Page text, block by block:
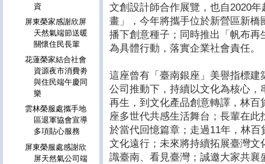
文創設計師合作展覽，也自2020
畫」，今年將攜手位於新營區新
播下創意種子；同時推出「帆布
為具體行動，落實企業社會責任。
這座曾有「臺南銀座」美譽指標
公司推動下，持續以文化為核心
再生，到文化產品創意轉譯，林
座多世代共感生活舞台；長輩在
於當代回憶篇章；走過11年，林
文化遠行；未來將持續拓展臺灣
識臺南、看見臺灣；誠邀大家共
資
屏東榮家感謝欣屏
天然氣端節送暖
關懷住民長輩
花蓮榮家結合社會
資源夜市消費劵
與住民端午慶同
樂
雲林榮服處攜手地
區退軍協會宣導
多項貼心服務
屏東榮服處感謝欣
屏天然氣公司端